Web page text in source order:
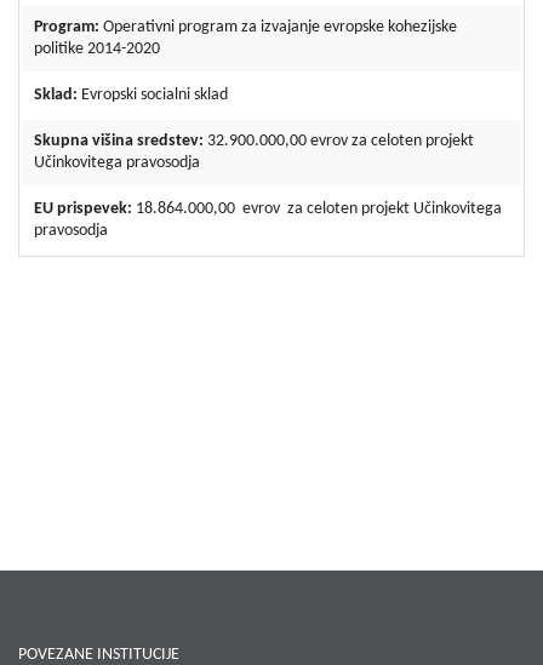
Program: Operativni program za izvajanje evropske kohezijske
politike 2014-2020
Sklad: Evropski socialni sklad
Skupna višina sredstev: 32.900.000,00 evrov za celoten projekt
Učinkovitega pravosodja
EU prispevek: 18.864.000,00 evrov za celoten projekt Učinkovitega
pravosodja
POVEZANE INSTITUCIJE